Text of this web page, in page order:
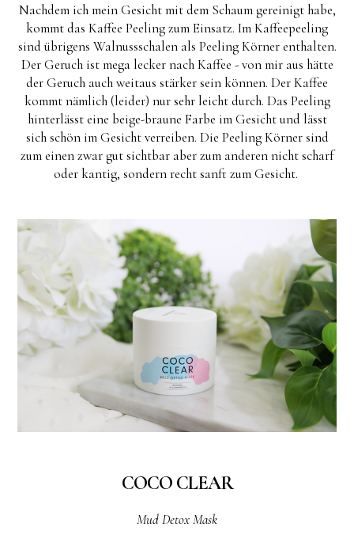
Nachdem ich mein Gesicht mit dem Schaum gereinigt habe,
kommt das Kaffee Peeling zum Einsatz. Im Kaffeepeeling
sind übrigens Walnussschalen als Peeling Körner enthalten.
Der Geruch ist mega lecker nach Kaffee - von mir aus hätte
der Geruch auch weitaus stärker sein können. Der Kaffee
kommt nämlich (leider) nur sehr leicht durch. Das Peeling
hinterlässt eine beige-braune Farbe im Gesicht und lässt
sich schön im Gesicht verreiben. Die Peeling Körner sind
zum einen zwar gut sichtbar aber zum anderen nicht scharf
oder kantig, sondern recht sanft zum Gesicht.
COCO CLEAR
Mud Detox Mask